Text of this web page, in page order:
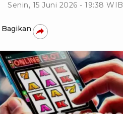
Senin, 15 Juni 2026 - 19:38 WIB
Bagikan